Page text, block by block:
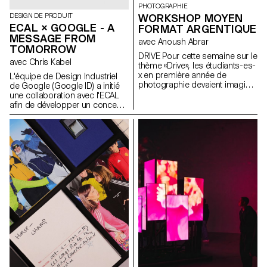
recomposables, construites
avec le framework OPENRNDR.
DESIGN DE PRODUIT
ECAL × GOOGLE - A
MESSAGE FROM
TOMORROW
avec Chris Kabel
L'équipe de Design Industriel
de Google (Google ID) a initié
une collaboration avec l'ECAL
afin de développer un concept
de produit autour du téléphone
portable qui soit inspiré d'un
rituel quotidien. Les étudiant·e·s
en Master de Design de
Produit ont été invité·e·s à
imaginer un outil innovant
adapté aux habitudes
contemporaines. À travers des
stroytelling créatifs, ces projets
conceptuels s’intéressent à la
dimension humaine de la
technologie
mobile: comment elle influence
nos habitudes et pourrait
évoluer vers des formes plus
intuitives et intégrées à nos vies.
PHOTOGRAPHIE
WORKSHOP MOYEN
FORMAT ARGENTIQUE
avec Anoush Abrar
DRIVE Pour cette semaine sur le
thème «Drive», les étudiants-es-
x en première année de
photographie devaient imaginer
la sensation d'une première
découverte, la semaine visait à
explorer le rapport entre une ou
plusieurs personnes et un
véhicule.